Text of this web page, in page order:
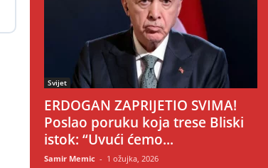
Svijet
ERDOGAN ZAPRIJETIO SVIMA!
Poslao poruku koja trese Bliski
istok: “Uvući ćemo...
Samir Memic - 1 ožujka, 2026